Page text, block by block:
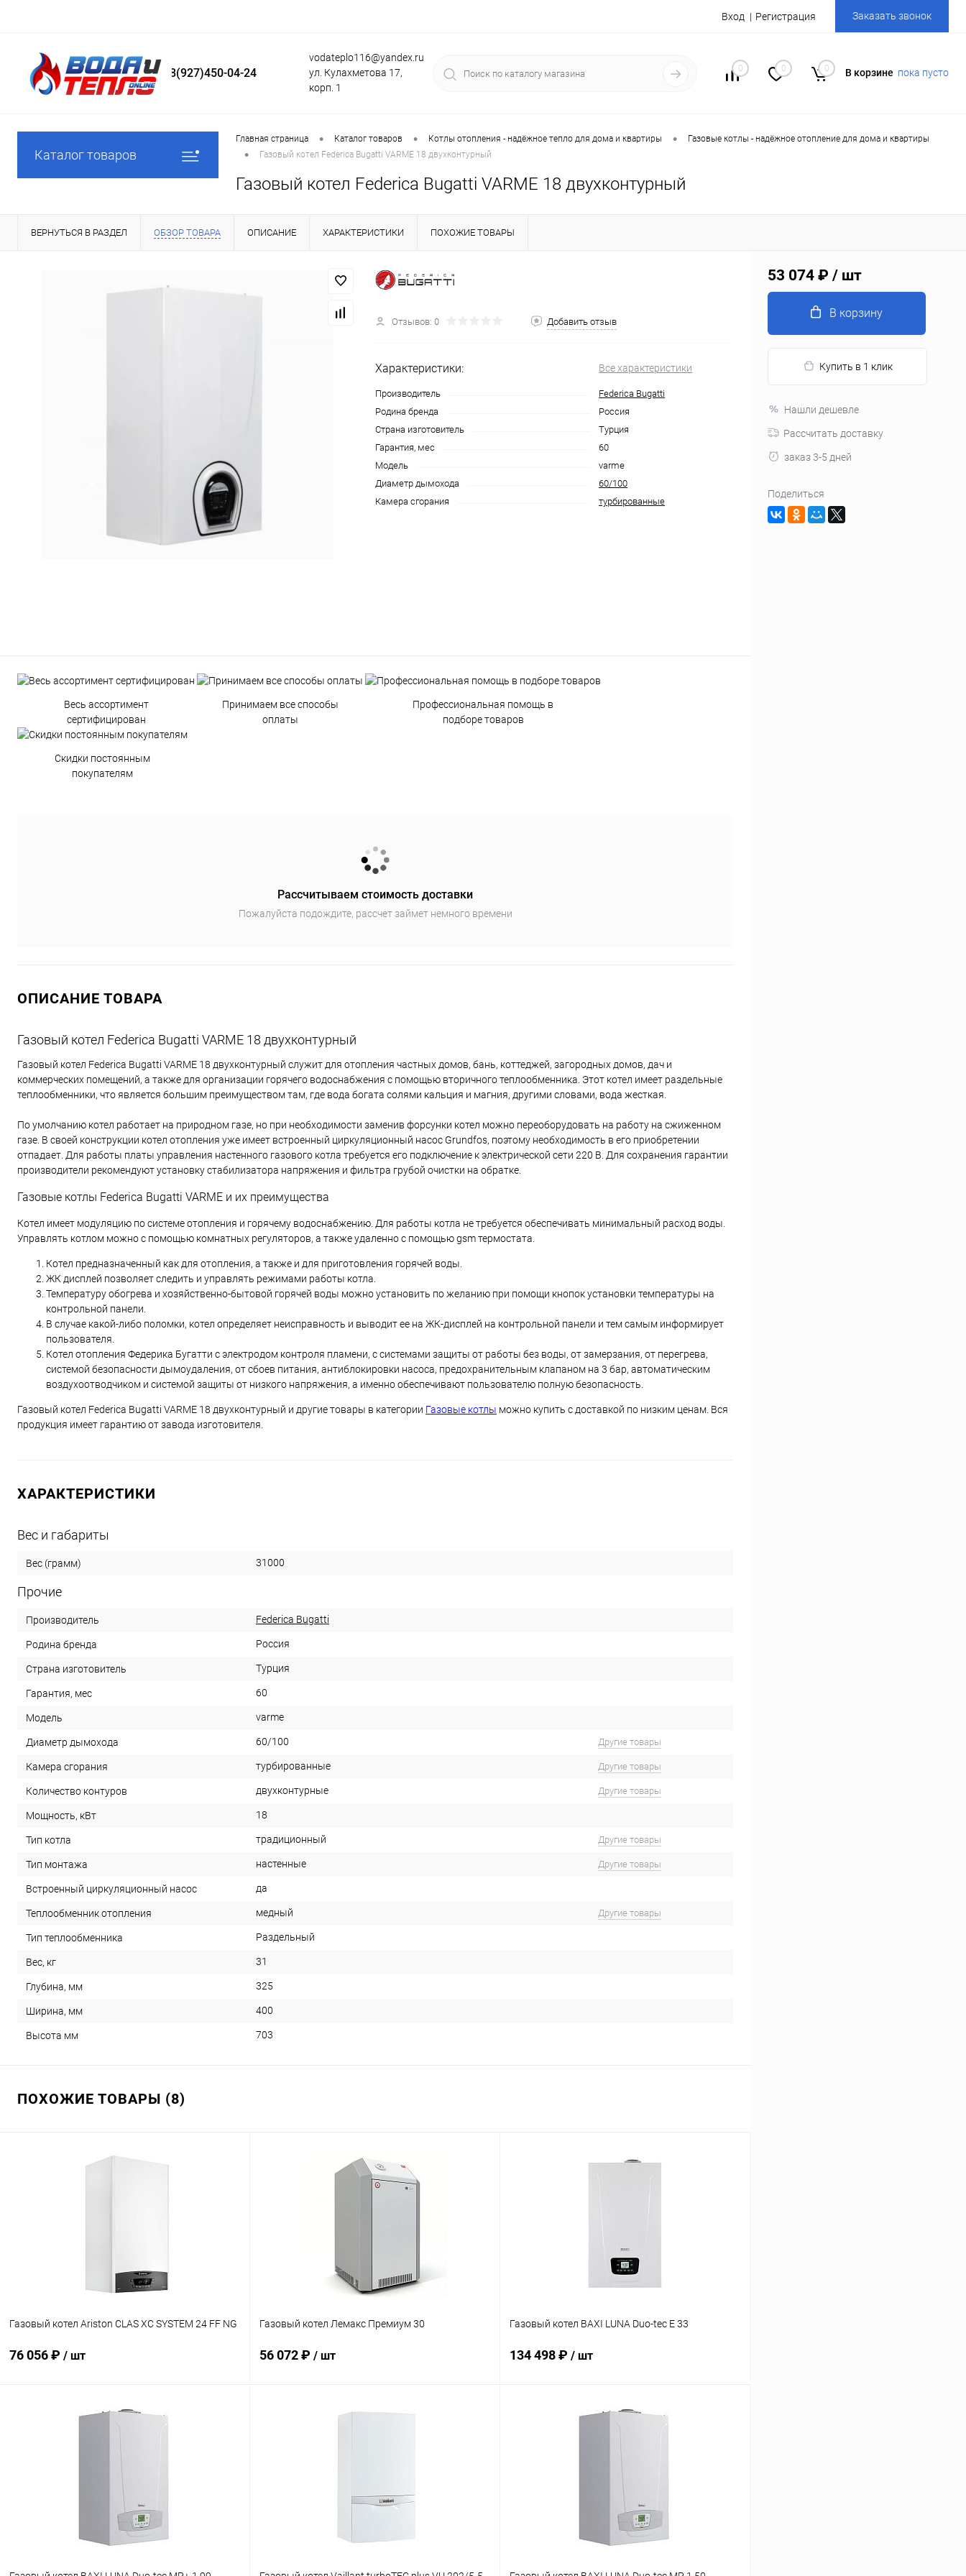
Вход Регистрация Заказать звонок
8(927)450-04-24
vodateplo116@yandex.ru
ул. Кулахметова 17,
корп. 1
0 0 0 В корзине пока пусто
Каталог товаров
Главная страница • Каталог товаров • Котлы отопления - надёжное тепло для дома и квартиры • Газовые котлы - надёжное отопление для дома и квартиры
• Газовый котел Federica Bugatti VARME 18 двухконтурный
Газовый котел Federica Bugatti VARME 18 двухконтурный
ВЕРНУТЬСЯ В РАЗДЕЛ ОБЗОР ТОВАРА ОПИСАНИЕ ХАРАКТЕРИСТИКИ ПОХОЖИЕ ТОВАРЫ
Отзывов: 0 Добавить отзыв
Характеристики: Все характеристики
Производитель
Federica Bugatti
Родина бренда
Россия
Страна изготовитель
Турция
Гарантия, мес
60
Модель
varme
Диаметр дымохода
60/100
Камера сгорания
турбированные
Весь ассортимент
сертифицирован
Принимаем все способы
оплаты
Профессиональная помощь в
подборе товаров
Скидки постоянным
покупателям
Рассчитываем стоимость доставки
Пожалуйста подождите, рассчет займет немного времени
ОПИСАНИЕ ТОВАРА
Газовый котел Federica Bugatti VARME 18 двухконтурный
Газовый котел Federica Bugatti VARME 18 двухконтурный служит для отопления частных домов, бань, коттеджей, загородных домов, дач и
коммерческих помещений, а также для организации горячего водоснабжения с помощью вторичного теплообменника. Этот котел имеет раздельные
теплообменники, что является большим преимуществом там, где вода богата солями кальция и магния, другими словами, вода жесткая.
По умолчанию котел работает на природном газе, но при необходимости заменив форсунки котел можно переоборудовать на работу на сжиженном
газе. В своей конструкции котел отопления уже имеет встроенный циркуляционный насос Grundfos, поэтому необходимость в его приобретении
отпадает. Для работы платы управления настенного газового котла требуется его подключение к электрической сети 220 В. Для сохранения гарантии
производители рекомендуют установку стабилизатора напряжения и фильтра грубой очистки на обратке.
Газовые котлы Federica Bugatti VARME и их преимущества
Котел имеет модуляцию по системе отопления и горячему водоснабжению. Для работы котла не требуется обеспечивать минимальный расход воды.
Управлять котлом можно с помощью комнатных регуляторов, а также удаленно с помощью gsm термостата.
Котел предназначенный как для отопления, а также и для приготовления горячей воды.
ЖК дисплей позволяет следить и управлять режимами работы котла.
Температуру обогрева и хозяйственно-бытовой горячей воды можно установить по желанию при помощи кнопок установки температуры на
контрольной панели.
В случае какой-либо поломки, котел определяет неисправность и выводит ее на ЖК-дисплей на контрольной панели и тем самым информирует
пользователя.
Котел отопления Федерика Бугатти с электродом контроля пламени, с системами защиты от работы без воды, от замерзания, от перегрева,
системой безопасности дымоудаления, от сбоев питания, антиблокировки насоса, предохранительным клапаном на 3 бар, автоматическим
воздухоотводчиком и системой защиты от низкого напряжения, а именно обеспечивают пользователю полную безопасность.
Газовый котел Federica Bugatti VARME 18 двухконтурный и другие товары в категории Газовые котлы можно купить с доставкой по низким ценам. Вся
продукция имеет гарантию от завода изготовителя.
ХАРАКТЕРИСТИКИ
Вес и габариты
Вес (грамм) 31000
Прочие
Производитель Federica Bugatti
Родина бренда Россия
Страна изготовитель Турция
Гарантия, мес 60
Модель varme
Диаметр дымохода 60/100 Другие товары
Камера сгорания турбированные Другие товары
Количество контуров двухконтурные Другие товары
Мощность, кВт 18
Тип котла традиционный Другие товары
Тип монтажа настенные Другие товары
Встроенный циркуляционный насос да
Теплообменник отопления медный Другие товары
Тип теплообменника Раздельный
Вес, кг 31
Глубина, мм 325
Ширина, мм 400
Высота мм 703
ПОХОЖИЕ ТОВАРЫ (8)
Газовый котел Ariston CLAS XC SYSTEM 24 FF NG
76 056 ₽ / шт
В корзину
Газовый котел Лемакс Премиум 30
56 072 ₽ / шт
В корзину
Газовый котел BAXI LUNA Duo-tec E 33
134 498 ₽ / шт
В корзину
53 074 ₽ / шт
В корзину
Купить в 1 клик
Нашли дешевле
Рассчитать доставку
заказ 3-5 дней
Поделиться